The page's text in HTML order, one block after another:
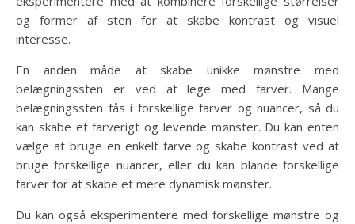
og former af sten for at skabe kontrast og visuel
interesse.
En anden måde at skabe unikke mønstre med
belægningssten er ved at lege med farver. Mange
belægningssten fås i forskellige farver og nuancer, så du
kan skabe et farverigt og levende mønster. Du kan enten
vælge at bruge en enkelt farve og skabe kontrast ved at
bruge forskellige nuancer, eller du kan blande forskellige
farver for at skabe et mere dynamisk mønster.
Du kan også eksperimentere med forskellige mønstre og